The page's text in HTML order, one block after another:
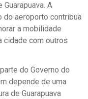
A
do aeroporto contribua
a mobilidade
cidade com outros
do Governo do
depende de uma
de Guarapuava